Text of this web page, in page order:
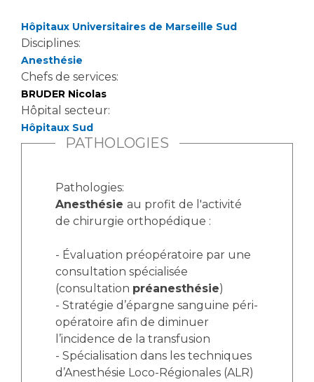
Transports sanitaires
Vos droits, vos devoirs
Handicap
Handi 13
Charte Romain Jacob
Mouvement Parcours Handicap 13
Activité physique
Cancer
Médecine nucléaire
Écoles et Instituts de Formation
Plateforme des internes
Adresser un patient
Réseaux de soins
Médicale
Radiologie / Imagerie
Cancérologie
Les pôles d'activité médicale
Anatomie et Cytologie Pathologiques
Adresser un examen au Laboratoire d'Infectiologie
Centres de référence Maladies Rares
Hôpitaux Universitaires de Marseille Sud
Disciplines:
Anesthésie
Chefs de services:
BRUDER Nicolas
Hôpital secteur:
Hôpitaux Sud
PATHOLOGIES
Pathologies:
Anesthésie au profit de l'activité
de chirurgie orthopédique :
- Évaluation préopératoire par une
consultation spécialisée
(consultation préanesthésie)
- Stratégie d’épargne sanguine péri-
opératoire afin de diminuer
l’incidence de la transfusion
- Spécialisation dans les techniques
d’Anesthésie Loco-Régionales (ALR)